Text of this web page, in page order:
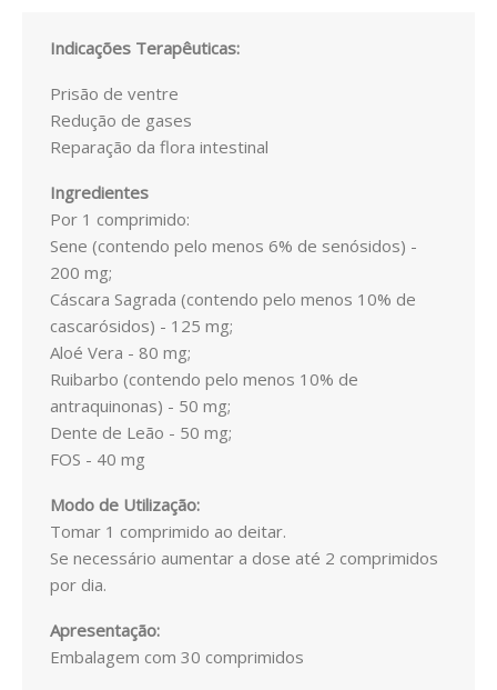
PROBIOTICOS
CANSAÇO FISICO
CABELOS PELE UNHAS
COLESTEROL E TRIGLICÉRIDOS
COSMÉTICA
DIABETES
FIGADO E VISÍCULA
GRIPES E CONSTIPAÇÕES
INFANTIL
CIRCULAÇÃO
MEMÓRIA E CONCENTRAÇÃO
Indicações Terapêuticas:
Prisão de ventre
Redução de gases
Reparação da flora intestinal
Ingredientes
Por 1 comprimido:
Sene (contendo pelo menos 6% de senósidos) -
200 mg;
Cáscara Sagrada (contendo pelo menos 10% de
cascarósidos) - 125 mg;
Aloé Vera - 80 mg;
Ruibarbo (contendo pelo menos 10% de
antraquinonas) - 50 mg;
Dente de Leão - 50 mg;
FOS - 40 mg
Modo de Utilização:
Tomar 1 comprimido ao deitar.
Se necessário aumentar a dose até 2 comprimidos
por dia.
Apresentação:
Embalagem com 30 comprimidos